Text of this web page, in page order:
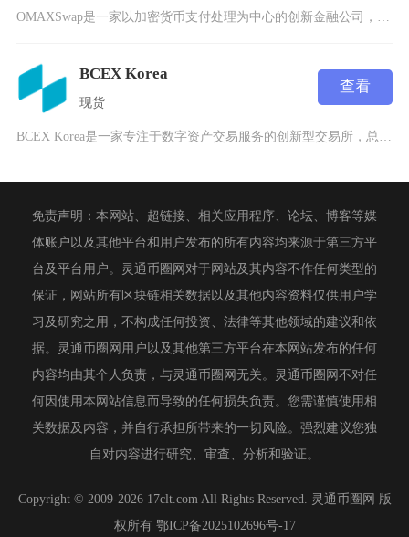
OMAXSwap是一家以加密货币支付处理为中心的创新金融公司，致力于通过区块链技术与电子商
BCEX Korea
现货
查看
免责声明：本网站、超链接、相关应用程序、论坛、博客等媒
体账户以及其他平台和用户发布的所有内容均来源于第三方平
台及平台用户。灵通币圈网对于网站及其内容不作任何类型的
保证，网站所有区块链相关数据以及其他内容资料仅供用户学
习及研究之用，不构成任何投资、法律等其他领域的建议和依
据。灵通币圈网用户以及其他第三方平台在本网站发布的任何
内容均由其个人负责，与灵通币圈网无关。灵通币圈网不对任
何因使用本网站信息而导致的任何损失负责。您需谨慎使用相
关数据及内容，并自行承担所带来的一切风险。强烈建议您独
自对内容进行研究、审查、分析和验证。
Copyright © 2009-2026 17clt.com All Rights Reserved. 灵通币圈网 版
权所有 鄂ICP备2025102696号-17